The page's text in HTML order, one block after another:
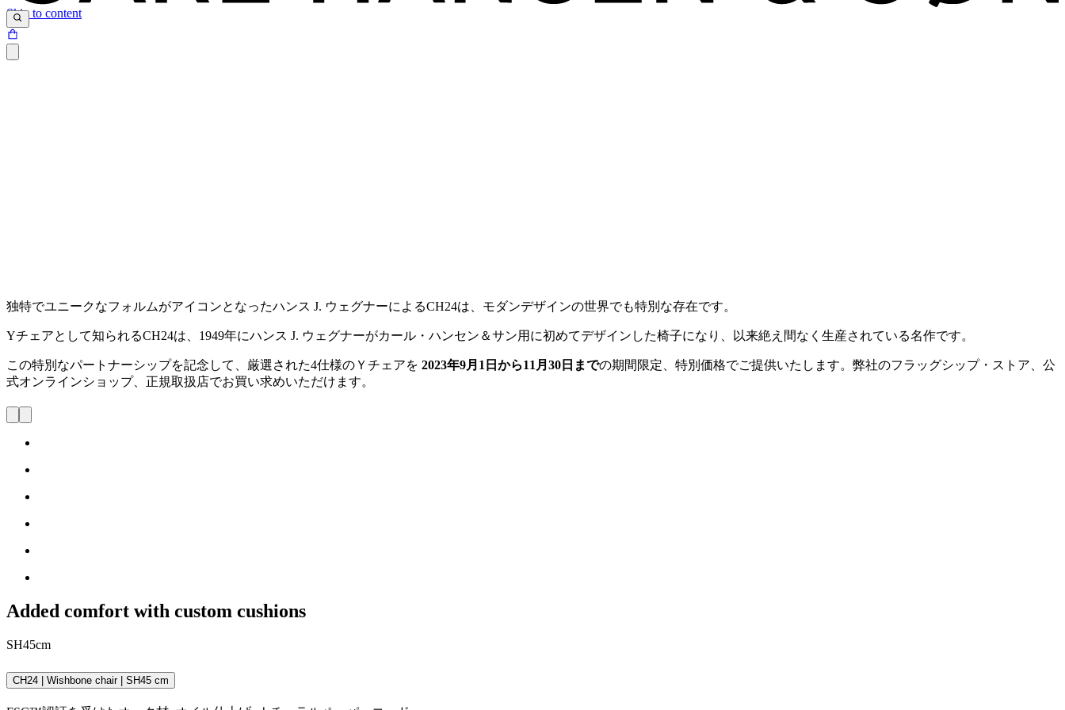
Skip to content
独特でユニークなフォルムがアイコンとなったハンス J. ウェグナーによるCH24は、モダンデザインの世界でも特別な存在です。
Yチェアとして知られるCH24は 、1949年にハンス J. ウェグナーがカール・ハンセン＆サン用に初めてデザインした椅子になり、以来絶え間なく生産されている名作です。
この特別なパートナーシップを記念して、厳選された4仕様のＹチェアを 2023年9月1日から11月30日までの期間限定、特別価格でご提供いたします。弊社のフラッグシップ・ストア、公
式オンラインショップ、正規取扱店でお買い求めいただけます。
Added comfort with custom cushions
SH45cm
CH24 | Wishbone chair | SH45 cm